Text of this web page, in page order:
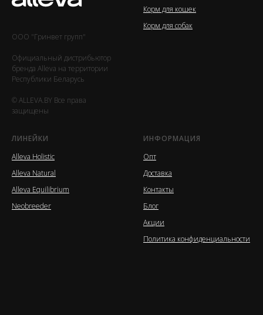
ООО "Гринвет групп"
Официальный дистрибьютор
бренда Alleva на территории
Республики Беларусь
© ALLEVA.BY Все права
защищены
Корм для кошек
Корм для собак
ЛИНЕЙКИ
Alleva Holistic
Alleva Natural
Alleva Equilibrium
Neobreeder
ИНФОРМАЦИЯ
Опт
Доставка
Контакты
Блог
Акции
Политика конфиденциальности